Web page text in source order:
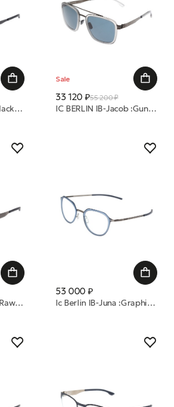
Ic Berlin IB-Kenny :Black:RX-Clear:Donnerstag оправа
Sale
33 120 ₽55 200 ₽
IC BERLIN IB-Jacob :Gun-Metal-Sky-Grey :Atlantis :Mittwoch очки с/з
Ic Berlin IB-FLX_02 :Raw Night :Graphite :Black :RX-Clear (AR) :FLX оправа
53 000 ₽
Ic Berlin IB-Juna :Graphite-Blue :Waters :Marine Blue :RX-Clear :Fle оправа